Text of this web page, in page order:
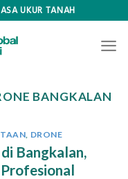
UKUR TANAH
BANGKALAN
DRONE
Bangkalan,